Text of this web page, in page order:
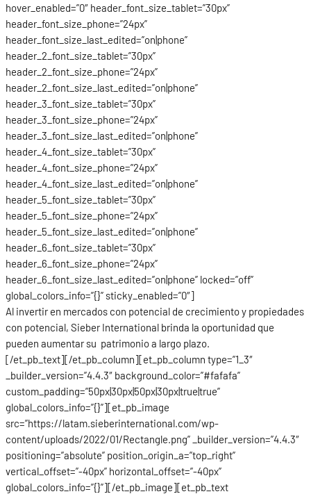
hover_enabled=”0″ header_font_size_tablet=”30px”
header_font_size_phone=”24px”
header_font_size_last_edited=”on|phone”
header_2_font_size_tablet=”30px”
header_2_font_size_phone=”24px”
header_2_font_size_last_edited=”on|phone”
header_3_font_size_tablet=”30px”
header_3_font_size_phone=”24px”
header_3_font_size_last_edited=”on|phone”
header_4_font_size_tablet=”30px”
header_4_font_size_phone=”24px”
header_4_font_size_last_edited=”on|phone”
header_5_font_size_tablet=”30px”
header_5_font_size_phone=”24px”
header_5_font_size_last_edited=”on|phone”
header_6_font_size_tablet=”30px”
header_6_font_size_phone=”24px”
header_6_font_size_last_edited=”on|phone” locked=”off”
global_colors_info=”{}” sticky_enabled=”0″]
Al invertir en mercados con potencial de crecimiento y propiedades
con potencial, Sieber International brinda la oportunidad que
pueden aumentar su patrimonio a largo plazo.
[/et_pb_text][/et_pb_column][et_pb_column type=”1_3″
_builder_version=”4.4.3″ background_color=”#fafafa”
custom_padding=”50px|30px|50px|30px|true|true”
global_colors_info=”{}”][et_pb_image
src=”https://latam.sieberinternational.com/wp-
content/uploads/2022/01/Rectangle.png” _builder_version=”4.4.3″
positioning=”absolute” position_origin_a=”top_right”
vertical_offset=”-40px” horizontal_offset=”-40px”
global_colors_info=”{}”][/et_pb_image][et_pb_text